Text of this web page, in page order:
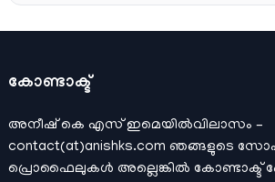
കോണ്ടാക്ട്
അനീഷ്‌ കെ എസ് ഇമെയില്‍വിലാസം –
contact(at)anishks.com ഞങ്ങളുടെ
പ്രൊഫൈലുകള്‍ അല്ലെങ്കില്‍ കോണ്ടാക്ട്